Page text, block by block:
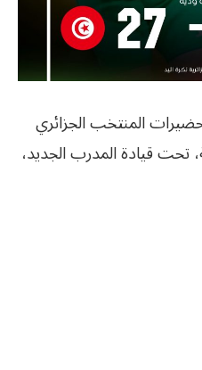
المنتخب الجزائري
تحت قيادة المدرب الجديد،